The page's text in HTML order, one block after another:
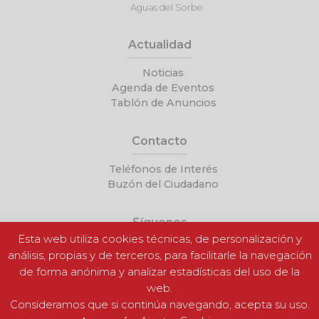
Aguas del Sorbe
Actualidad
Noticias
Agenda de Eventos
Tablón de Anuncios
Contacto
Teléfonos de Interés
Buzón del Ciudadano
Síguenos
Esta web utiliza cookies técnicas, de personalización y
análisis, propias y de terceros, para facilitarle la navegación
de forma anónima y analizar estadísticas del uso de la
web.
Consideramos que si continúa navegando, acepta su uso.